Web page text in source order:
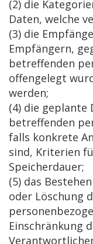
(2) die
Daten, welche
(3) die
Empfängern,
betreffenden
offengelegt
werden;
(4) die geplante
betreffenden
falls konkrete
sind, Kriterien
Speicherdauer;
(5) das
oder Löschung
Einschränkung